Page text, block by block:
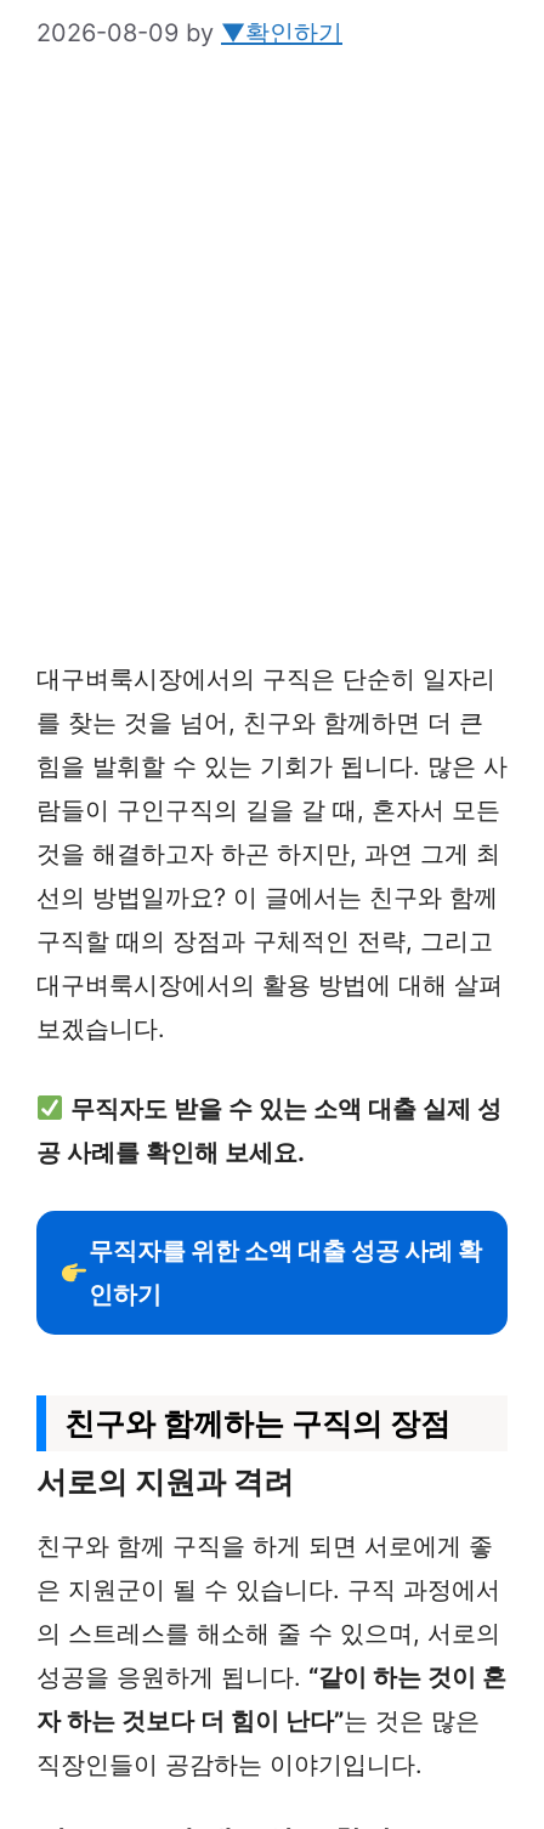
2026-08-09 by ▼확인하기
대구벼룩시장에서의 구직은 단순히 일자리
를 찾는 것을 넘어, 친구와 함께하면 더 큰
힘을 발휘할 수 있는 기회가 됩니다. 많은 사
람들이 구인구직의 길을 갈 때, 혼자서 모든
것을 해결하고자 하곤 하지만, 과연 그게 최
선의 방법일까요? 이 글에서는 친구와 함께
구직할 때의 장점과 구체적인 전략, 그리고
대구벼룩시장에서의 활용 방법에 대해 살펴
보겠습니다.
무직자도 받을 수 있는 소액 대출 실제 성
공 사례를 확인해 보세요.
무직자를 위한 소액 대출 성공 사례 확
인하기
친구와 함께하는 구직의 장점
서로의 지원과 격려
친구와 함께 구직을 하게 되면 서로에게 좋
은 지원군이 될 수 있습니다. 구직 과정에서
의 스트레스를 해소해 줄 수 있으며, 서로의
성공을 응원하게 됩니다. “같이 하는 것이 혼
자 하는 것보다 더 힘이 난다”는 것은 많은
직장인들이 공감하는 이야기입니다.